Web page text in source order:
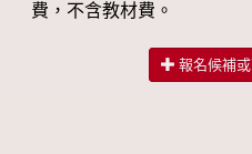
費，不含教材費。
報名候補